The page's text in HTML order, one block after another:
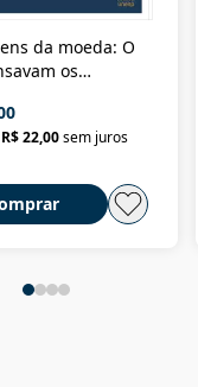
da moeda: O
os
(1985-
R$ 22,00sem juros